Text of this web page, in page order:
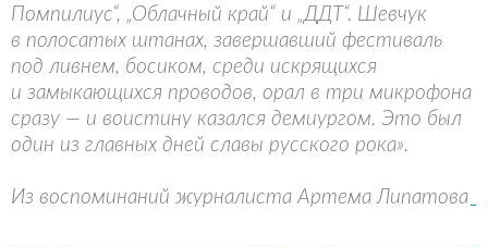
Помпилиус“, „Облачный край“ и „ДДТ“. Шевчук
в полосатых штанах, завершавший фестиваль
под ливнем, босиком, среди искрящихся
и замыкающихся проводов, орал в три микрофона
сразу — и воистину казался демиургом. Это был
один из главных дней славы русского рока».
Из воспоминаний журналиста Артема Липатова